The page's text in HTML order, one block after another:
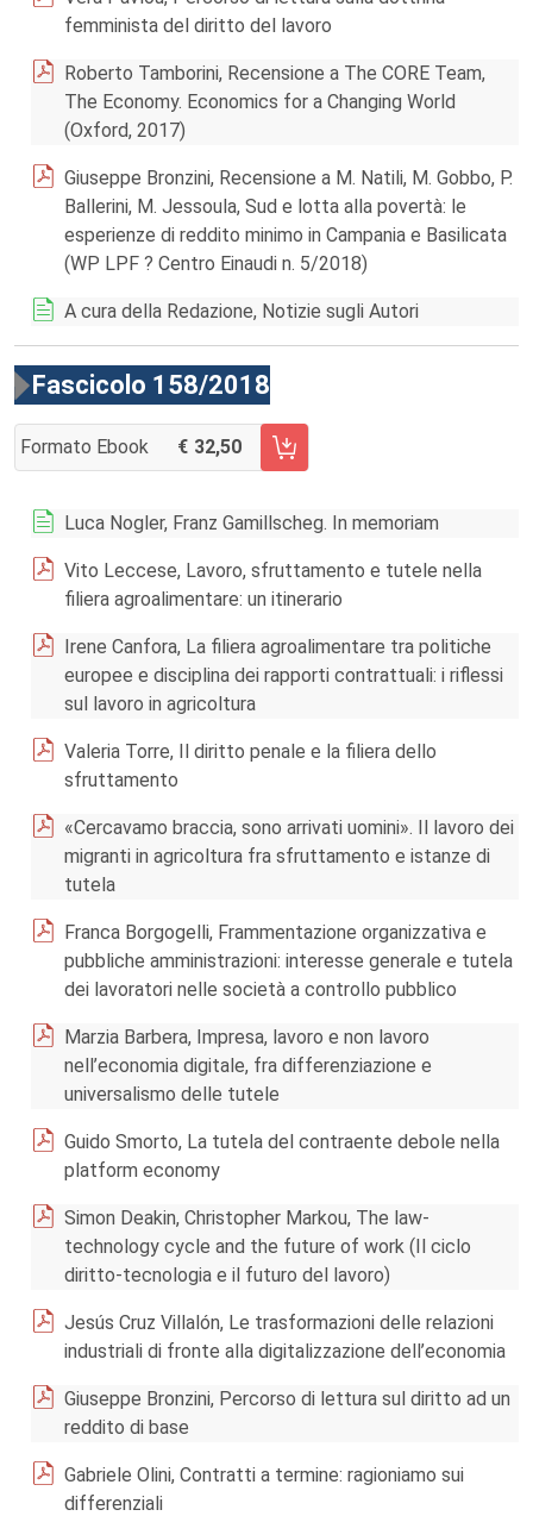
femminista del diritto del lavoro
Roberto Tamborini, Recensione a The CORE Team,
The Economy. Economics for a Changing World
(Oxford, 2017)
Giuseppe Bronzini, Recensione a M. Natili, M. Gobbo, P.
Ballerini, M. Jessoula, Sud e lotta alla povertà: le
esperienze di reddito minimo in Campania e Basilicata
(WP LPF ? Centro Einaudi n. 5/2018)
A cura della Redazione, Notizie sugli Autori
Fascicolo 158/2018
Formato Ebook 32,50
AGGIUNGI AL CARRELLO FASCICOLO 158/2018
Luca Nogler, Franz Gamillscheg. In memoriam
Vito Leccese, Lavoro, sfruttamento e tutele nella
filiera agroalimentare: un itinerario
Irene Canfora, La filiera agroalimentare tra politiche
europee e disciplina dei rapporti contrattuali: i riflessi
sul lavoro in agricoltura
Valeria Torre, Il diritto penale e la filiera dello
sfruttamento
«Cercavamo braccia, sono arrivati uomini». Il lavoro dei
migranti in agricoltura fra sfruttamento e istanze di
tutela
Franca Borgogelli, Frammentazione organizzativa e
pubbliche amministrazioni: interesse generale e tutela
dei lavoratori nelle società a controllo pubblico
Marzia Barbera, Impresa, lavoro e non lavoro
nell’economia digitale, fra differenziazione e
universalismo delle tutele
Guido Smorto, La tutela del contraente debole nella
platform economy
Simon Deakin, Christopher Markou, The law-
technology cycle and the future of work (Il ciclo
diritto-tecnologia e il futuro del lavoro)
Jesús Cruz Villalón, Le trasformazioni delle relazioni
industriali di fronte alla digitalizzazione dell’economia
Giuseppe Bronzini, Percorso di lettura sul diritto ad un
reddito di base
Gabriele Olini, Contratti a termine: ragioniamo sui
differenziali